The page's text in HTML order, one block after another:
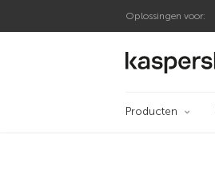
Oplossingen voor:
Producten